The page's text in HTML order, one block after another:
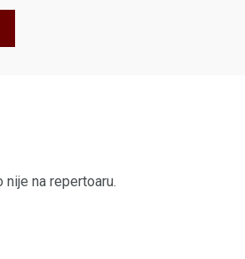
nije na repertoaru.